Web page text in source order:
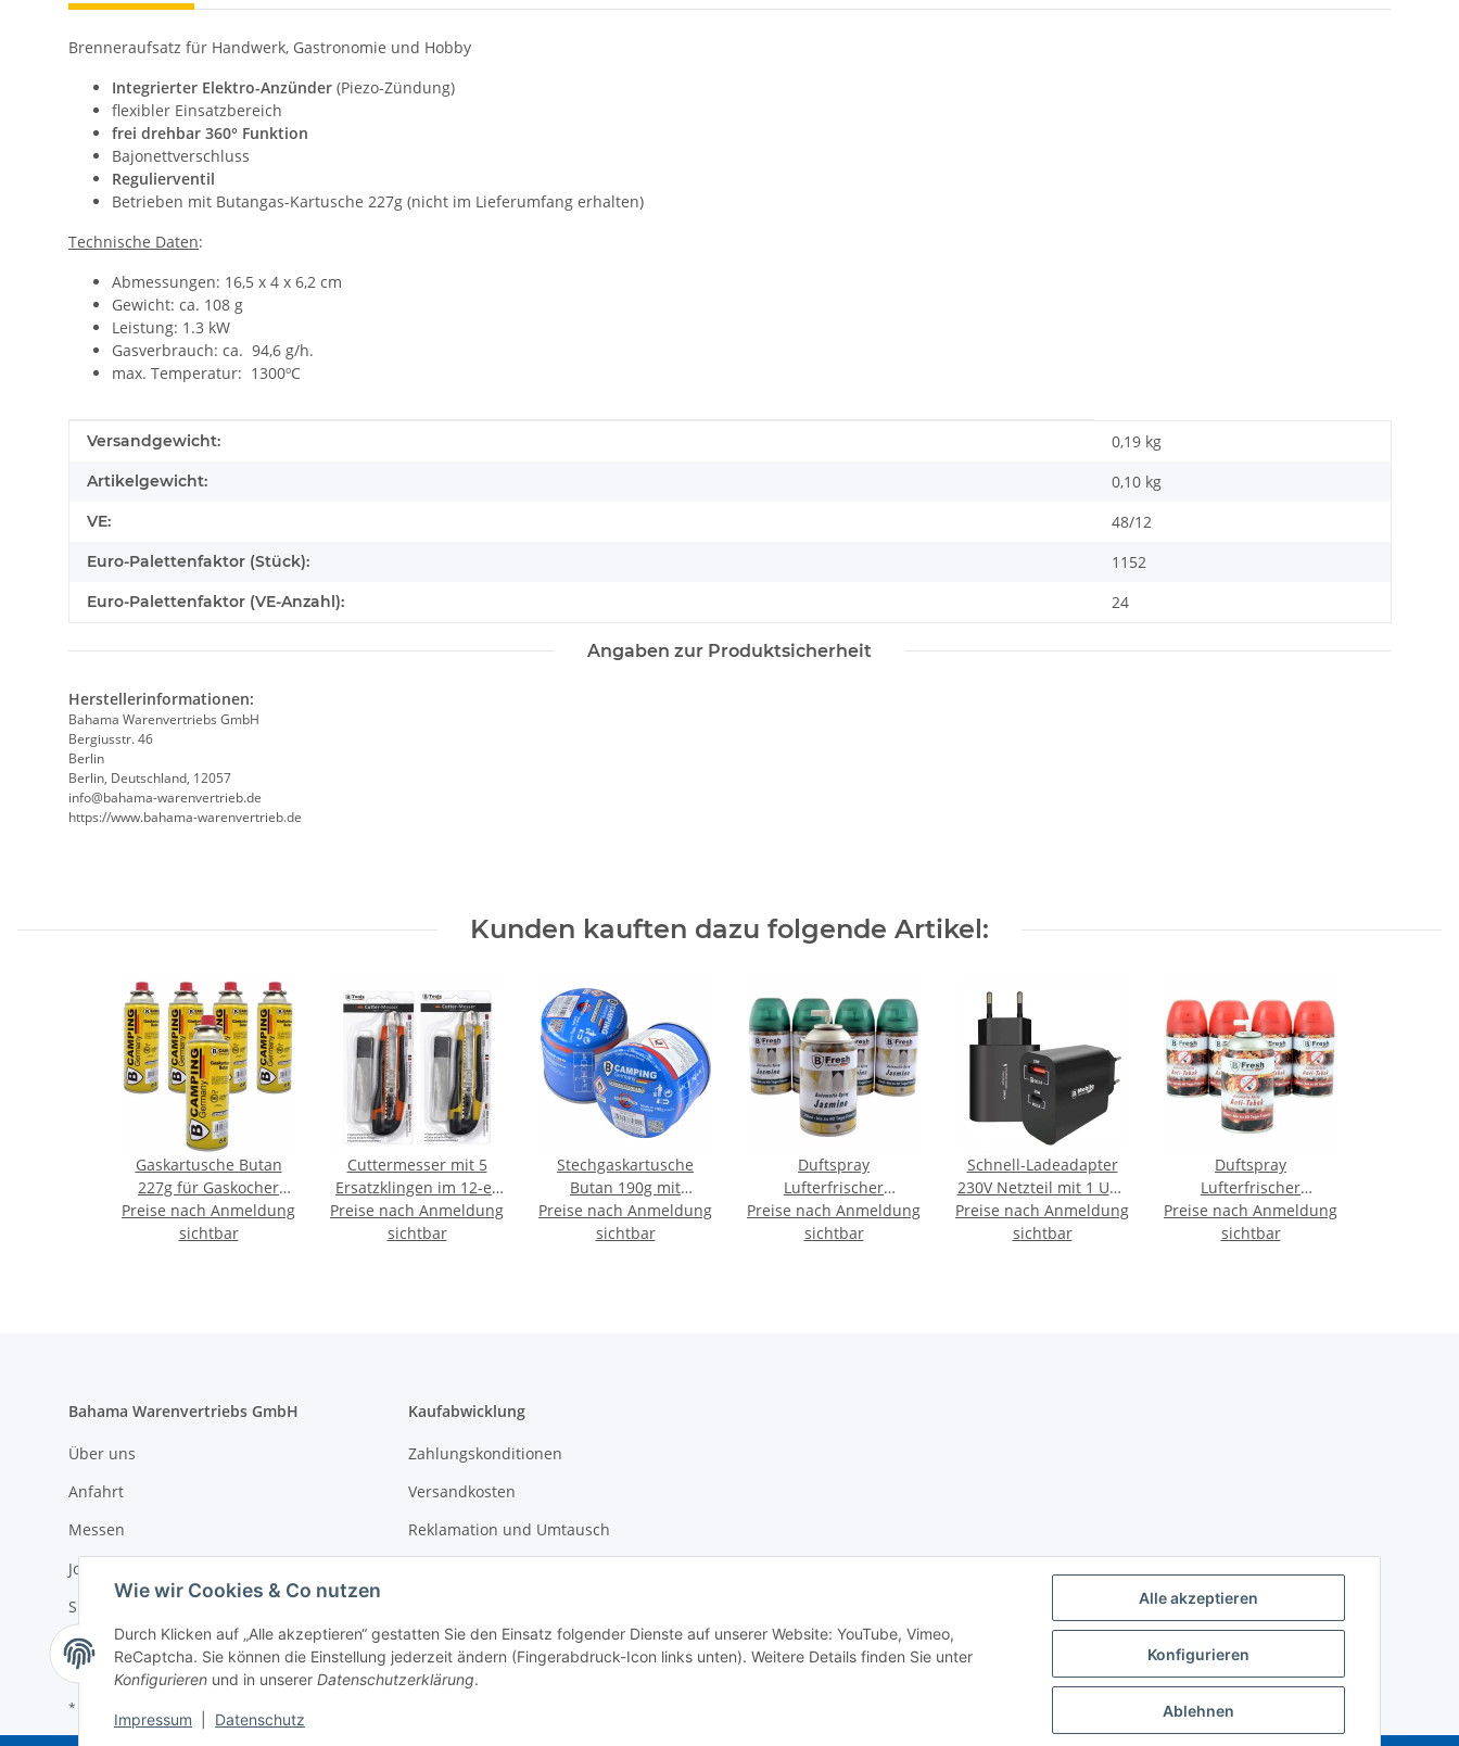
Alle akzeptieren
Konfigurieren
Ablehnen
Wie wir Cookies & Co nutzen
Durch Klicken auf „Alle akzeptieren“ gestatten Sie den Einsatz folgender Dienste auf unserer Website: YouTube, Vimeo,
ReCaptcha. Sie können die Einstellung jederzeit ändern (Fingerabdruck-Icon links unten). Weitere Details finden Sie unter
Konfigurieren und in unserer Datenschutzerklärung.
Impressum Datenschutz
Brenneraufsatz für Handwerk, Gastronomie und Hobby
Integrierter Elektro-Anzünder (Piezo-Zündung)
flexibler Einsatzbereich
frei drehbar 360° Funktion
Bajonettverschluss
Regulierventil
Betrieben mit Butangas-Kartusche 227g (nicht im Lieferumfang erhalten)
Technische Daten:
Abmessungen: 16,5 x 4 x 6,2 cm
Gewicht: ca. 108 g
Leistung: 1.3 kW
Gasverbrauch: ca. 94,6 g/h.
max. Temperatur: 1300ºC
Produkteigenschaft
Wert
Versandgewicht: 0,19 kg
Artikelgewicht: 0,10 kg
VE: 48/12
Euro-Palettenfaktor (Stück): 1152
Euro-Palettenfaktor (VE-Anzahl): 24
Angaben zur Produktsicherheit
Herstellerinformationen:
Bahama Warenvertriebs GmbH
Bergiusstr. 46
Berlin
Berlin, Deutschland, 12057
ed.beirtrevneraw-amahab@ofni
https://www.bahama-warenvertrieb.de
Kunden kauften dazu folgende Artikel:
Gaskartusche Butan
227g für Gaskocher
und Gasbrenner
Preise nach Anmeldung
sichtbar
Cuttermesser mit 5
Ersatzklingen im 12-er
Verkaufsdisplay
Preise nach Anmeldung
sichtbar
Stechgaskartusche
Butan 190g mit
Sicherheitsventil
Preise nach Anmeldung
sichtbar
Duftspray
Lufterfrischer
Nachfüller Kartusche
250ml - Jasmine
Preise nach Anmeldung
sichtbar
Schnell-Ladeadapter
230V Netzteil mit 1 USB
+ 1 USB-C Port (BASIC
LINE) - 3.0A
Preise nach Anmeldung
sichtbar
Duftspray
Lufterfrischer
Nachfüller Kartusche
250ml - Anti Tabak
Preise nach Anmeldung
sichtbar
Bahama Warenvertriebs GmbH
Über uns
Anfahrt
Messen
Jobs
Sitemap
Impressum
Kaufabwicklung
Zahlungskonditionen
Versandkosten
Reklamation und Umtausch
Datenschutz
* Alle Preise zzgl. gesetzlicher USt., zzgl.